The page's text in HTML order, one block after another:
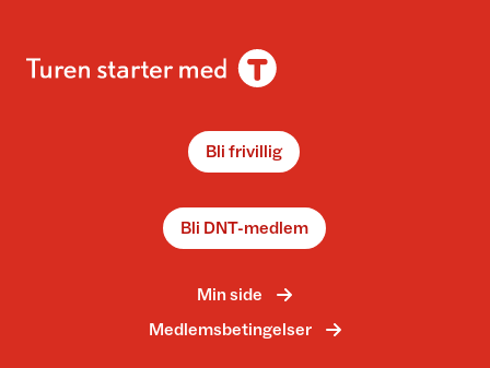
Bli frivillig
Bli DNT-medlem
Min side
Medlemsbetingelser